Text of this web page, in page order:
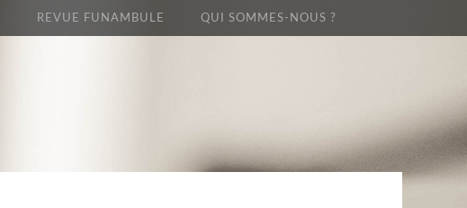
REVUE FUNAMBULE QUI SOMMES-NOUS ?